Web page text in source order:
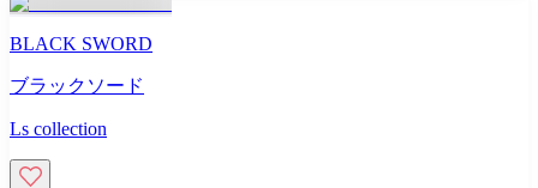
BLACK SWORD
ブラックソード
Ls collection